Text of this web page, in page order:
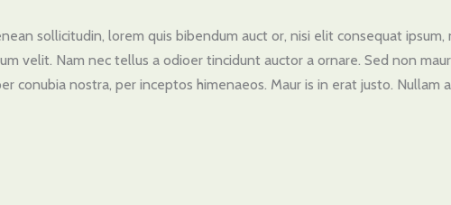
sollicitudin, lorem quis bibendum auct or, nisi elit consequat ipsum,
velit. Nam nec tellus a odioer tincidunt auctor a ornare. Sed non
conubia nostra, per inceptos himenaeos. Maur is in erat justo. Nullam